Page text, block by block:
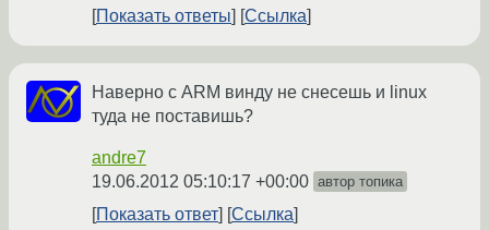
Показать ответы Ссылка
Наверно с ARM винду не снесешь и linux
туда не поставишь?
andre7
19.06.2012 05:10:17 +00:00 автор топика
Показать ответ Ссылка